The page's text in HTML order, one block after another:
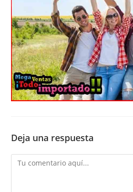
Deja una respuesta